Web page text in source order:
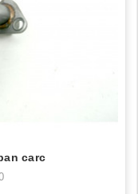
carc